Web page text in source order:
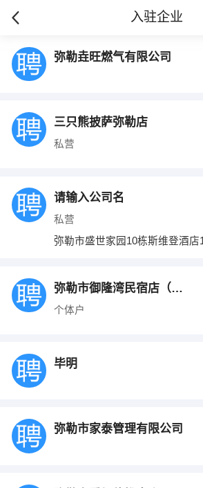
入驻企业
弥勒垚旺燃气有限公司
三只熊披萨弥勒店
私营
请输入公司名
私营
弥勒市盛世家园10栋斯维登酒店
弥勒市御隆湾民宿店（个体工商户）
个体户
毕明
弥勒市家泰管理有限公司